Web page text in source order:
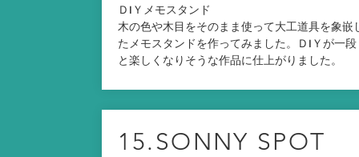
ＤIＹメモスタンド
木の色や木目をそのまま使って大工道具を象嵌
たメモスタンドを作ってみました。ＤIＹが一段
と楽しくなりそうな作品に仕上がりました。
15.SONNY SPOT